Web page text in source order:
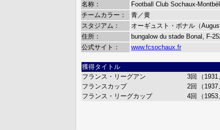
名称：
Football Club Sochaux-
チームカラー：
青／黄
スタジアム：
オーギュスト・ボナル（
住所：
bungalow du stade Bonal, F-
公式サイト：
www.fcsochaux.fr
獲得タイトル
フランス・リーグアン
3回
（
フランスカップ
2回
（
フランス・リーグカップ
4回 （